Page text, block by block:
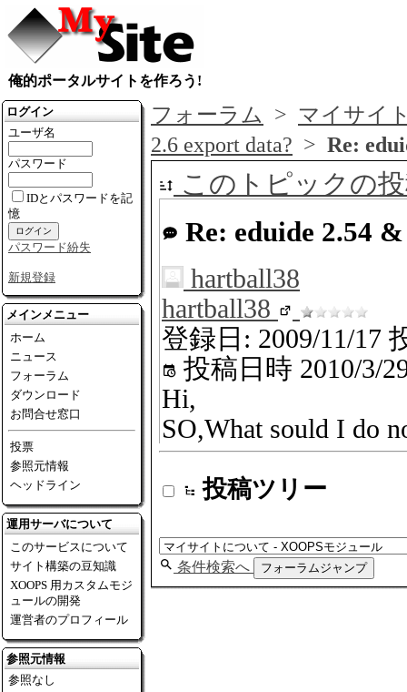
俺的ポータルサイトを作ろう!
ログイン
ユーザ名
パスワード
IDとパスワードを記
憶
パスワード紛失
新規登録
メインメニュー
ホーム
ニュース
フォーラム
ダウンロード
お問合せ窓口
投票
参照元情報
ヘッドライン
運用サーバについて
このサービスについて
サイト構築の豆知識
XOOPS 用カスタムモジ
ュールの開発
運営者のプロフィール
参照元情報
参照なし
フォーラム > マイサイ
2.6 export data? > Re:
このトピックの
Re: eduide 2.54
hartball38
hartball38
登録日: 2009/11/17
投稿日時 2010/3/
Hi,
SO,What sould I do
投稿ツリー
条件検索へ フォーラムジャンプ